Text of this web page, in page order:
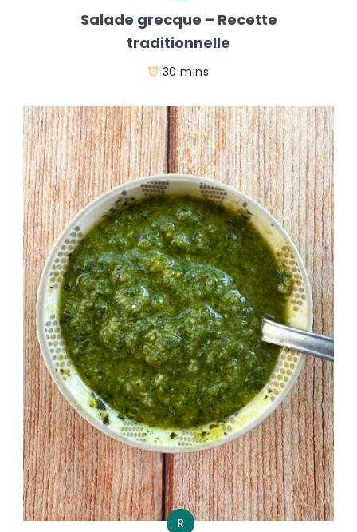
Salade grecque – Recette
traditionnelle
30 mins
R